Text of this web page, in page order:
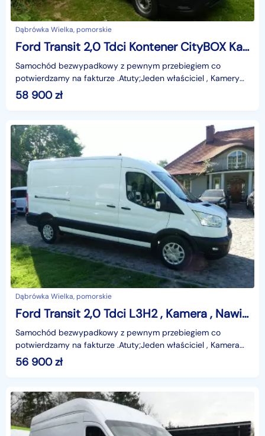
Dąbrówka Wielka, pomorskie
Ford Transit 2,0 Tdci Kontener CityBOX Kamery 360 F. VAT23
Samochód bezwypadkowy z pewnym przebiegiem co
potwierdzamy na fakturze .Atuty;Jeden właściciel , Kamery
58 900zł
Dąbrówka Wielka, pomorskie
Ford Transit 2,0 Tdci L3H2 , Kamera , Nawigacja , Asystent pasa ruchu , F. VAT-23
Samochód bezwypadkowy z pewnym przebiegiem co
potwierdzamy na fakturze .Atuty;Jeden właściciel , Kamera
cofania , PDC przód i tył, klimatyzacja przód Pełna hist
56 900zł